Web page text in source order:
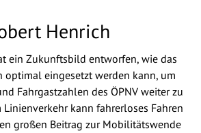
Henrich
ein Zukunftsbild entworfen, wie das
optimal eingesetzt werden kann, um
Fahrgastzahlen des ÖPNV weiter zu
Linienverkehr kann fahrerloses Fahren
großen Beitrag zur Mobilitätswende